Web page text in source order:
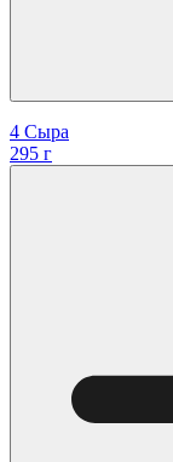
4 Сыра
295 г